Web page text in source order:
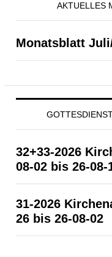
AKTUELLES
Monatsblatt
32+33-2026
08-02 bis 26-08-
31-2026
26 bis 26-08-02